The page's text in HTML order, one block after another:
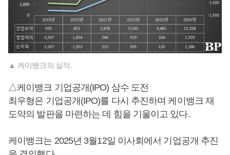
▲ 케이뱅크의 실적.
△케이뱅크 기업공개(IPO) 삼수 도전
최우형은 기업공개(IPO)를 다시 추진하며 케이뱅크 재
도약의 발판을 마련하는 데 힘을 기울이고 있다.
케이뱅크는 2025년 3월12일 이사회에서 기업공개 추진